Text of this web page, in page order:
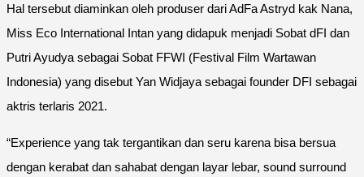
Hal tersebut diaminkan oleh produser dari AdFa Astryd kak Nana,
Miss Eco International Intan yang didapuk menjadi Sobat dFI dan
Putri Ayudya sebagai Sobat FFWI (Festival Film Wartawan
Indonesia) yang disebut Yan Widjaya sebagai founder DFI sebagai
aktris terlaris 2021.
“Experience yang tak tergantikan dan seru karena bisa bersua
dengan kerabat dan sahabat dengan layar lebar, sound surround